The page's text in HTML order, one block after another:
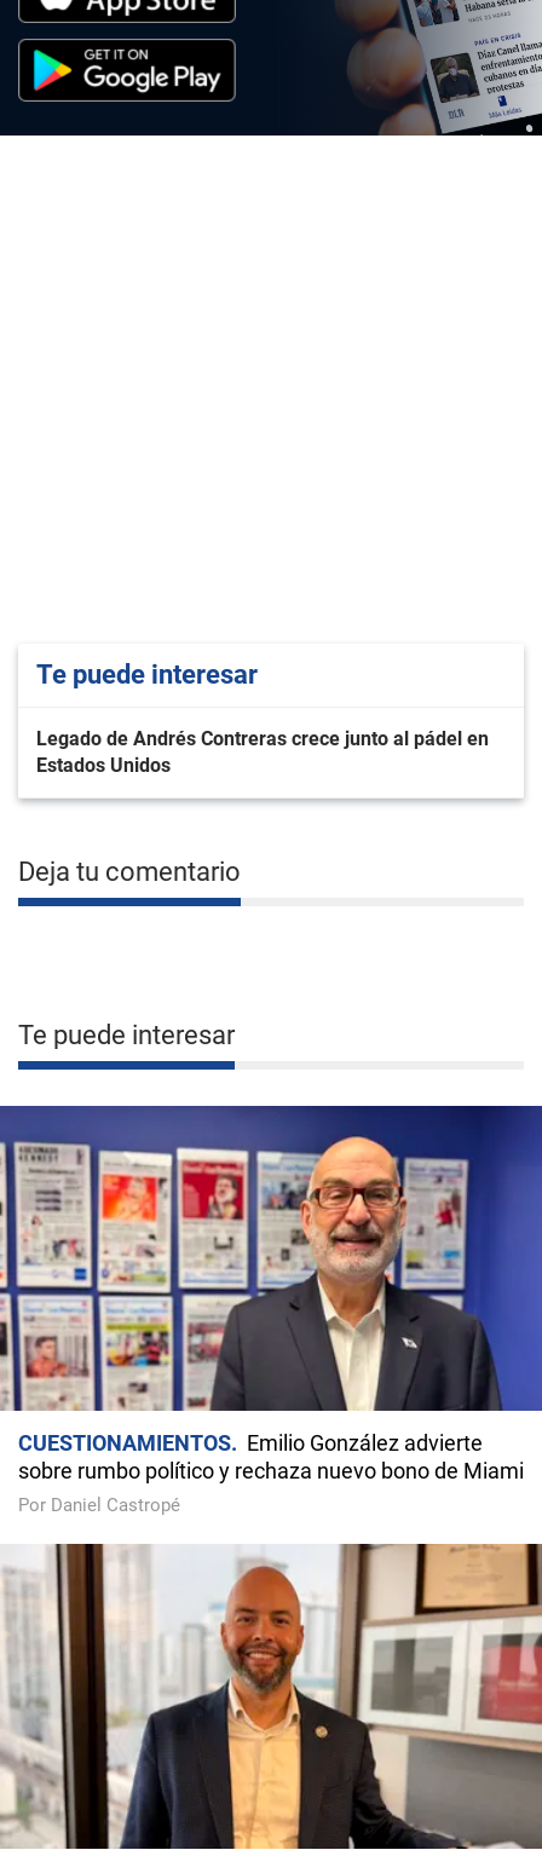
Te puede interesar
Legado de Andrés Contreras crece junto al pádel en
Estados Unidos
Deja tu comentario
Te puede interesar
CUESTIONAMIENTOS
Emilio González advierte
sobre rumbo político y rechaza nuevo bono de Miami
Por Daniel Castropé